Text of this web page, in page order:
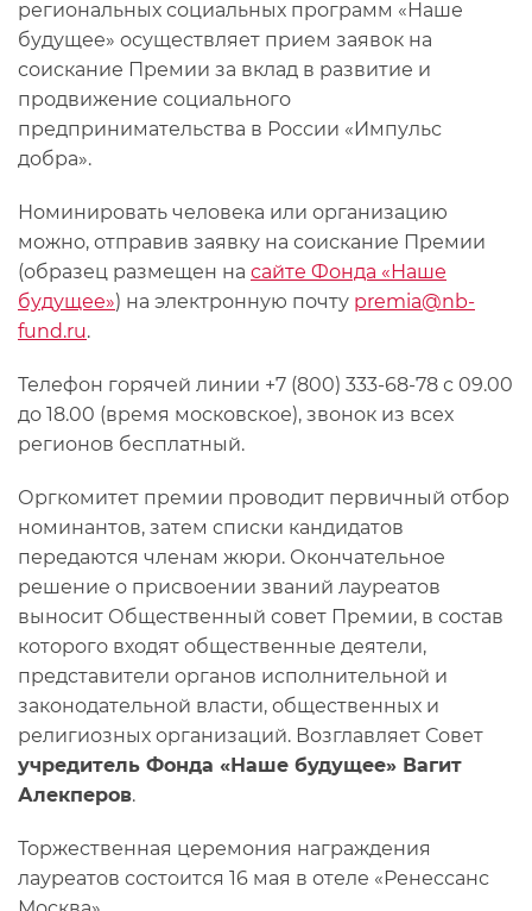
региональных социальных программ «Наше
будущее» осуществляет прием заявок на
соискание Премии за вклад в развитие и
продвижение социального
предпринимательства в России «Импульс
добра».
Номинировать человека или организацию
можно, отправив заявку на соискание Премии
(образец размещен на сайте Фонда «Наше
будущее») на электронную почту premia@nb-
fund.ru.
Телефон горячей линии +7 (800) 333-68-78 с 09.00
до 18.00 (время московское), звонок из всех
регионов бесплатный.
Оргкомитет премии проводит первичный отбор
номинантов, затем списки кандидатов
передаются членам жюри. Окончательное
решение о присвоении званий лауреатов
выносит Общественный совет Премии, в состав
которого входят общественные деятели,
представители органов исполнительной и
законодательной власти, общественных и
религиозных организаций. Возглавляет Совет
учредитель Фонда «Наше будущее» Вагит
Алекперов.
Торжественная церемония награждения
лауреатов состоится 16 мая в отеле «Ренессанс